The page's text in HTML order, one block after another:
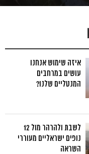
איזה שימוש אנחנו
עושים במרחבים
המנטליים שלנו?
לשבת ולהרהר מול 12
נופים ישראליים מעוררי
השראה